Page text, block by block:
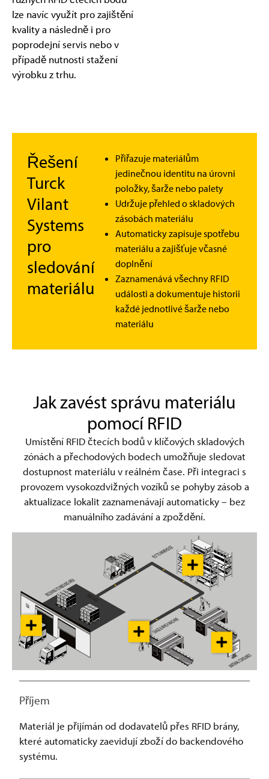
lze navíc využít pro zajištění
kvality a následně i pro
poprodejní servis nebo v
případě nutnosti stažení
výrobku z trhu.
Řešení
Turck
Vilant
Systems
pro
sledování
materiálu
Přiřazuje materiálům
jedinečnou identitu na úrovni
položky, šarže nebo palety
Udržuje přehled o skladových
zásobách materiálu
Automaticky zapisuje spotřebu
materiálu a zajišťuje včasné
doplnění
Zaznamenává všechny RFID
události a dokumentuje historii
každé jednotlivé šarže nebo
materiálu
Jak zavést správu materiálu
pomocí RFID
Umístění RFID čtecích bodů v klíčových skladových
zónách a přechodových bodech umožňuje sledovat
dostupnost materiálu v reálném čase. Při integraci s
provozem vysokozdvižných vozíků se pohyby zásob a
aktualizace lokalit zaznamenávají automaticky – bez
manuálního zadávání a zpoždění.
Příjem
Materiál je přijímán od dodavatelů přes RFID brány,
které automaticky zaevidují zboží do backendového
systému.